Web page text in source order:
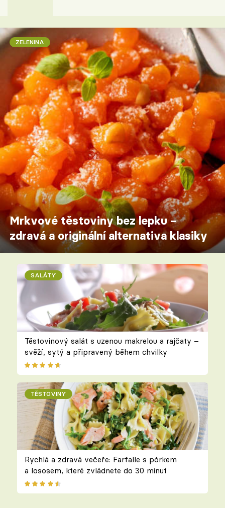
ZELENINA
Mrkvové těstoviny bez lepku –
zdravá a originální alternativa klasiky
SALÁTY
Těstovinový salát s uzenou makrelou a rajčaty –
svěží, sytý a připravený během chvilky
TĚSTOVINY
Rychlá a zdravá večeře: Farfalle s pórkem
a lososem, které zvládnete do 30 minut